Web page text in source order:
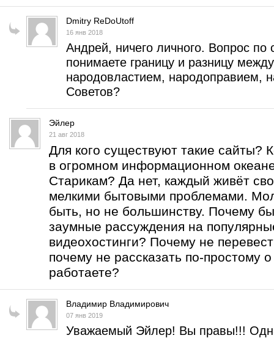
Dmitry ReDoUtoff
16 янв 2018
Андрей, ничего личного. Вопрос по
понимаете границу и разницу
народовластием, народоправием,
Советов?
Эйлер
21 авг 2018
Для кого существуют такие сайты?
в огромном информационном
Старикам? Да нет, каждый живёт
мелкими бытовыми проблемами.
быть, но не большинству. Почему
заумные рассуждения на
видеохостинги? Почему не
почему не рассказать по-простому
работаете?
Владимир Владимирович
07 янв 2019
Уважаемый Эйлер! Вы правы!!!